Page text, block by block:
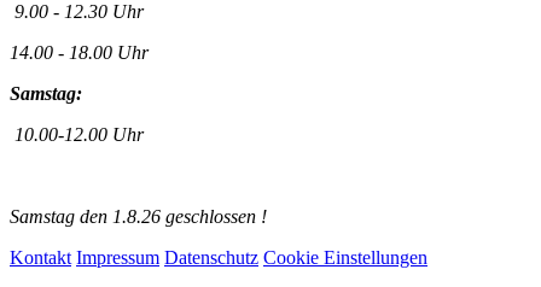
9.00 - 12.30 Uhr
14.00 - 18.00 Uhr
Samstag:
10.00-12.00 Uhr
Samstag den 1.8.26 geschlossen !
Kontakt Impressum Datenschutz Cookie Einstellungen